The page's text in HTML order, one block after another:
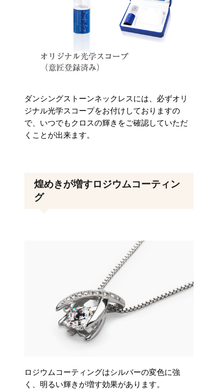
ダンシングストーンネックレスには、必ずオリ
ジナル光学スコープをお付けしておりますの
で、いつでもクロスの輝きをご確認していただ
くことが出来ます。
煌めきが増すロジウムコーティン
グ
ロジウムコーティングはシルバーの変色に強
く、明るい輝きが増す効果があります。